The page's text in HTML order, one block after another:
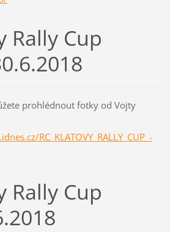
Rally Cup
prohlédnout fotky od Vojty
RC_KLATOVY_RALLY_CUP_-
Rally Cup